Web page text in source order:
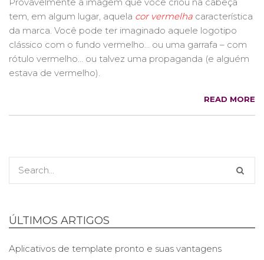
tem, em algum lugar, aquela cor vermelha característica
da marca. Você pode ter imaginado aquele logotipo
clássico com o fundo vermelho… ou uma garrafa – com
rótulo vermelho… ou talvez uma propaganda (e alguém
estava de vermelho).
READ MORE
ÚLTIMOS ARTIGOS
Aplicativos de template pronto e suas vantagens